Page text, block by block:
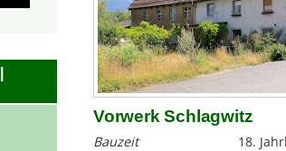
Vorwerk Schlagwitz
Bauzeit
18.